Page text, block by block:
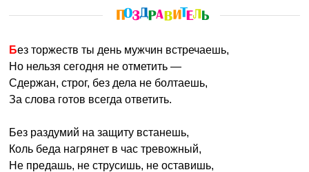
Без торжеств ты день мужчин встречаешь,
Но нельзя сегодня не отметить —
Сдержан, строг, без дела не болтаешь,
За слова готов всегда ответить.
Без раздумий на защиту встанешь,
Коль беда нагрянет в час тревожный,
Не предашь, не струсишь, не оставишь,